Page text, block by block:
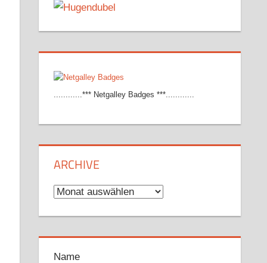
............*** Netgalley Badges ***............
ARCHIVE
Archive
Name